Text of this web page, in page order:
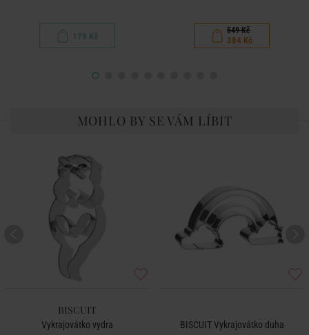
179 Kč
549 Kč
384 Kč
MOHLO BY SE VÁM LÍBIT
BISCUIT
Vykrajovátko vydra BISCUIT Vykrajovátko duha